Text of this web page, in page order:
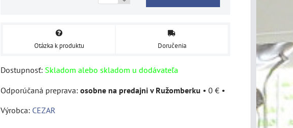
Otázka k produktu Doručenia
Dostupnosť: Skladom alebo skladom u dodávateľa
osobne na predajni v Ružomberku • 0 € •
Výrobca: CEZAR